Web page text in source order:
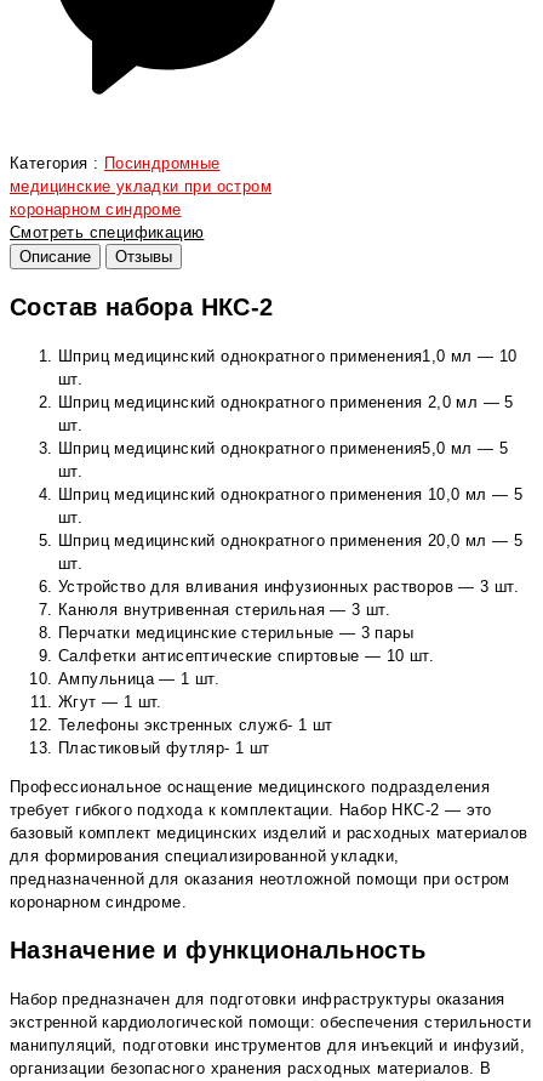
Категория : Посиндромные
медицинские укладки при остром
коронарном синдроме
Смотреть спецификацию
Описание
Отзывы
Состав набора НКС-2
Шприц медицинский однократного применения1,0 мл — 10
шт.
Шприц медицинский однократного применения 2,0 мл — 5
шт.
Шприц медицинский однократного применения5,0 мл — 5
шт.
Шприц медицинский однократного применения 10,0 мл — 5
шт.
Шприц медицинский однократного применения 20,0 мл — 5
шт.
Устройство для вливания инфузионных растворов — 3 шт.
Канюля внутривенная стерильная — 3 шт.
Перчатки медицинские стерильные — 3 пары
Салфетки антисептические спиртовые — 10 шт.
Ампульница — 1 шт.
Жгут — 1 шт.
Телефоны экстренных служб- 1 шт
Пластиковый футляр- 1 шт
Профессиональное оснащение медицинского подразделения
требует гибкого подхода к комплектации. Набор НКС-2 — это
базовый комплект медицинских изделий и расходных материалов
для формирования специализированной укладки,
предназначенной для оказания неотложной помощи при остром
коронарном синдроме.
Назначение и функциональность
Набор предназначен для подготовки инфраструктуры оказания
экстренной кардиологической помощи: обеспечения стерильности
манипуляций, подготовки инструментов для инъекций и инфузий,
организации безопасного хранения расходных материалов. В